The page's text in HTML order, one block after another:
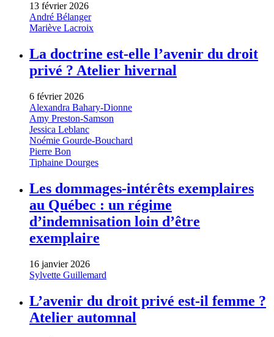
13 février 2026
André Bélanger
Mariève Lacroix
La doctrine est-elle l’avenir du droit
privé ? Atelier hivernal
6 février 2026
Alexandra Bahary-Dionne
Amy Preston-Samson
Jessica Leblanc
Noémie Gourde-Bouchard
Pierre Bon
Tiphaine Dourges
Les dommages-intérêts exemplaires
au Québec : un régime
d’indemnisation loin d’être
exemplaire
16 janvier 2026
Sylvette Guillemard
L’avenir du droit privé est-il femme ?
Atelier automnal